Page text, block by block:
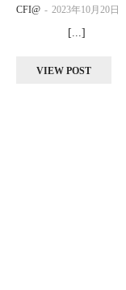
CFI@ - 2023年10月20日
[...]
VIEW POST